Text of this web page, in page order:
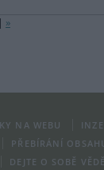
| »
NA WEBU
PŘEBÍRÁNÍ
DEJTE O SOBĚ